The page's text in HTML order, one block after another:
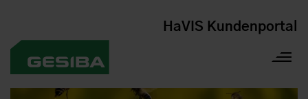
HaVIS Kundenportal